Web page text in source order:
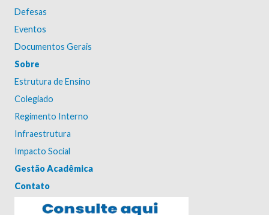
Defesas
Eventos
Documentos Gerais
Sobre
Estrutura de Ensino
Colegiado
Regimento Interno
Infraestrutura
Impacto Social
Gestão Acadêmica
Contato